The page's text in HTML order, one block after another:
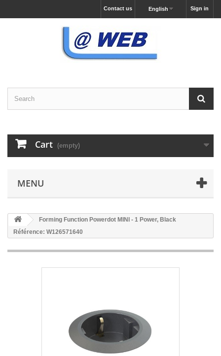
Sign in
English
Contact us
Cart (empty)
MENU
Forming Function Powerdot MINI - 1 Power, Black
Référence: W126571640